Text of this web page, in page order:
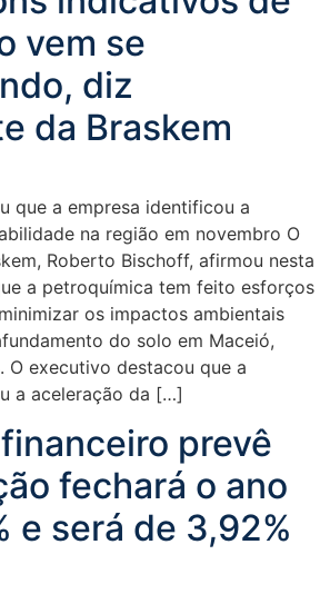
vem se
diz
da Braskem
que a empresa identificou a
na região em novembro O
Roberto Bischoff, afirmou nesta
a petroquímica tem feito esforços
os impactos ambientais
do solo em Maceió,
O executivo destacou que a
a aceleração da […]
prevê
fechará o ano
e será de 3,92%